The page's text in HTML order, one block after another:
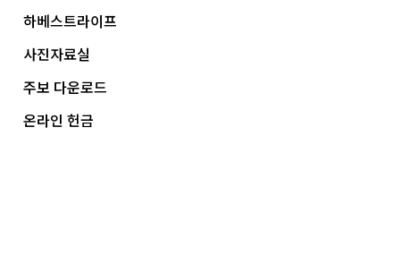
하베스트라이프
사진자료실
주보 다운로드
온라인 헌금